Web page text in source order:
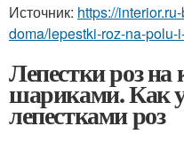
Источник: https://
doma/lepestki-roz-na-
Лепестки роз на
шариками. Как
лепестками роз